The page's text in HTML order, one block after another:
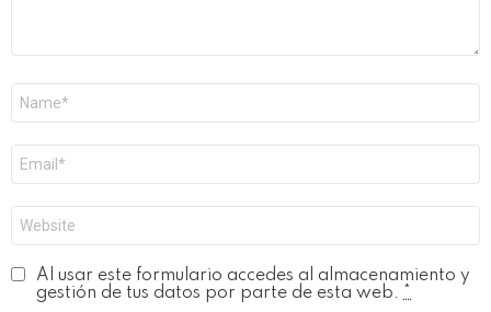
electrónico
*
Al usar este formulario accedes al almacenamiento y
gestión de tus datos por parte de esta web.